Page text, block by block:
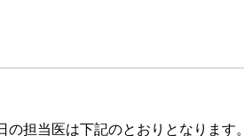
の担当医は下記のとおりとなります。